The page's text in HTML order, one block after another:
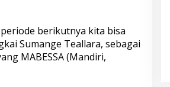
berikutnya kita bisa
Sumange Teallara, sebagai
MABESSA (Mandiri,